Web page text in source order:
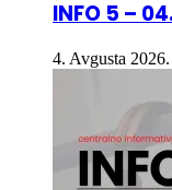
4. Avgusta 2026.